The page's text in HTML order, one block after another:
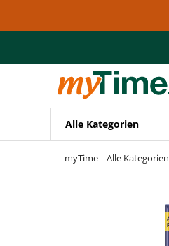
Zur Navigation springen
Alle Kategorien
myTime Alle Kategorien